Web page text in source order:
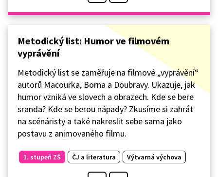
Metodický list: Humor ve filmovém
vyprávění
Metodický list se zaměřuje na filmové „vyprávění“
autorů Macourka, Borna a Doubravy. Ukazuje, jak
humor vzniká ve slovech a obrazech. Kde se bere
sranda? Kde se berou nápady? Zkusíme si zahrát
na scénáristy a také nakreslit sebe sama jako
postavu z animovaného filmu.
1. stupeň ZŠ ČJ a literatura Výtvarná výchova